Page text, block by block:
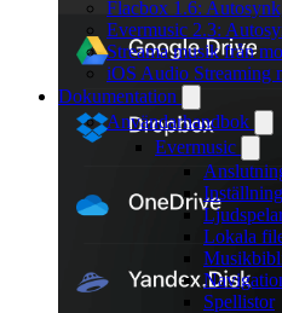
Flacbox 1.6:
Evermusic 2.3:
Streama musik från
iOS Audio Streaming
Dokumentation
Användarhandbok
Evermusic
Lokala
Spellistor